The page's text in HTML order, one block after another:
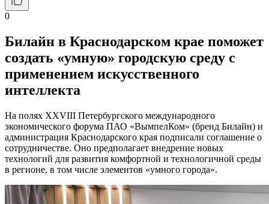
0
Билайн в Краснодарском крае поможет
создать «умную» городскую среду с
применением искусственного
интеллекта
На полях XXVIII Петербургского международного
экономического форума ПАО «ВымпелКом» (бренд Билайн) и
администрация Краснодарского края подписали соглашение о
сотрудничестве. Оно предполагает внедрение новых
технологий для развития комфортной и технологичной среды
в регионе, в том числе элементов «умного города».